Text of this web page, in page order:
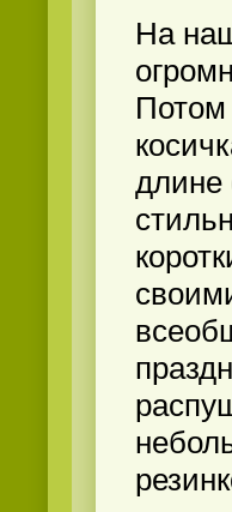
На
Потом
длине